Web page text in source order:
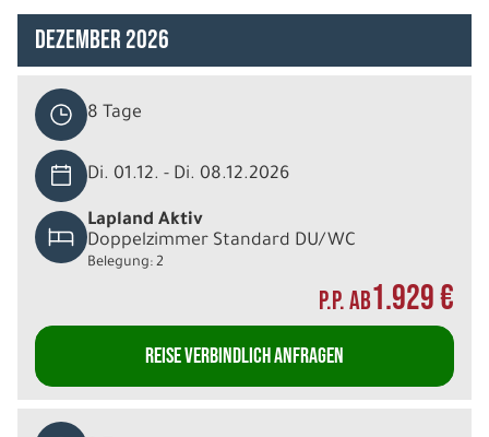
Dezember 2026
8 Tage
Di. 01.12. - Di. 08.12.2026
Lapland Aktiv
Doppelzimmer Standard DU/WC
Belegung: 2
P.P. AB1.929 €
REISE VERBINDLICH ANFRAGEN